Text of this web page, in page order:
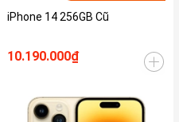
iPhone 14 256GB Cũ
10.190.000₫